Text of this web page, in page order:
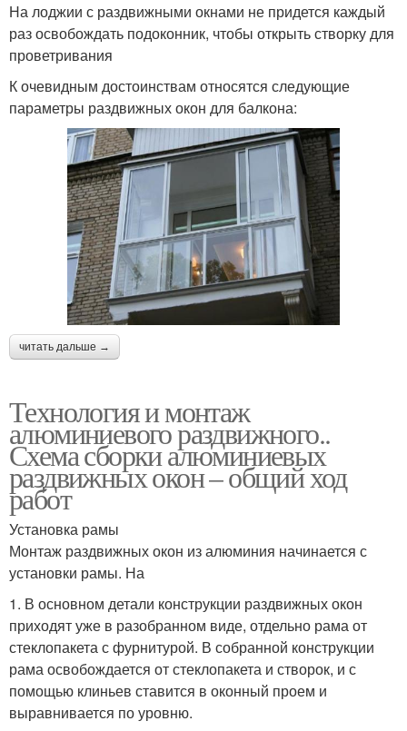
На лоджии с раздвижными окнами не придется каждый
раз освобождать подоконник, чтобы открыть створку для
проветривания
К очевидным достоинствам относятся следующие
параметры раздвижных окон для балкона:
читать дальше →
Технология и монтаж
алюминиевого раздвижного..
Схема сборки алюминиевых
раздвижных окон – общий ход
работ
Установка рамы
Монтаж раздвижных окон из алюминия начинается с
установки рамы. На
1. В основном детали конструкции раздвижных окон
приходят уже в разобранном виде, отдельно рама от
стеклопакета с фурнитурой. В собранной конструкции
рама освобождается от стеклопакета и створок, и с
помощью клиньев ставится в оконный проем и
выравнивается по уровню.